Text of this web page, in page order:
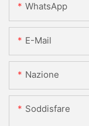
WhatsApp
E-Mail
Nazione
Soddisfare